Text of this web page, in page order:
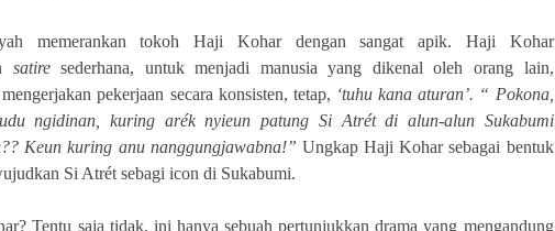
memerankan tokoh Haji Kohar dengan sangat apik. Haji Kohar
satiresederhana, untuk menjadi manusia yang dikenal oleh orang lain,
pekerjaan secara konsisten, tetap, ‘tuhu kana aturan’. “ Pokona,
ngidinan, kuring arék nyieun patung Si Atrét di alun-alun Sukabumi
Keun kuring anu nanggungjawabna!” Ungkap Haji Kohar sebagai bentuk
Si Atrét sebagi icon di Sukabumi.
Tentu saja tidak, ini hanya sebuah pertunjukkan drama yang mengandung